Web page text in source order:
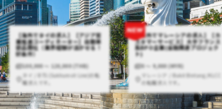
【海外でタイの求人】【アジア営
業推進コーディネーター】自動車
部品商社（業界経験が活かせる！
好条件）
100,000 〜 120,000 (THB)
タイ / BTS (Sukhumvit Line)の転
職求人です。
【海外でマレーシアの求人】【カ
スタマーサービス】大手フランス
系BPO企業(金融関連プロジェク
ト)
0 〜 9,000 (MYR)
マレーシア / Bukit Bintang/KLCC
の転職求人です。